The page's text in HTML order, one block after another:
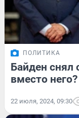
ПОЛИТИКА
Байден снял
вместо него?
22 июля, 2024, 09:30